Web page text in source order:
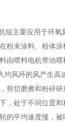
组主要应用于环
粉末涂料、粉体
由喂料电机带动
均风环的风产生
剪切磨擦和粉碎
，处于不同位置
的平均速度慢，